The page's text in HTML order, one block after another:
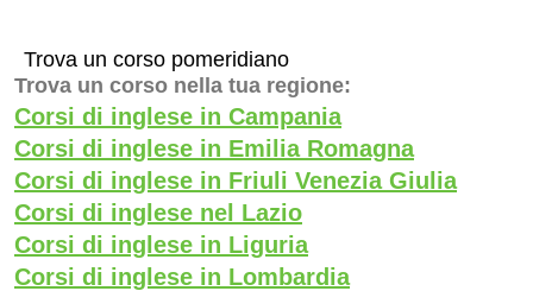
Trova un corso pomeridiano
Trova un corso nella tua regione:
Corsi di inglese in Campania
Corsi di inglese in Emilia Romagna
Corsi di inglese in Friuli Venezia Giulia
Corsi di inglese nel Lazio
Corsi di inglese in Liguria
Corsi di inglese in Lombardia